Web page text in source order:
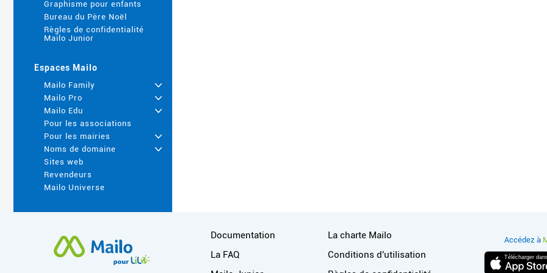
Graphisme pour enfants
Bureau du Père Noël
Règles de confidentialité
Mailo Junior
Espaces Mailo
Mailo Family
+
Mailo Pro
+
Mailo Edu
+
Pour les associations
Pour les mairies
+
Noms de domaine
+
Sites web
Revendeurs
Mailo Universe
Plus d'informations
Documentation
La FAQ
Liens utiles
La charte Mailo
Conditions d'utilisation
Accédez à
Télécharger